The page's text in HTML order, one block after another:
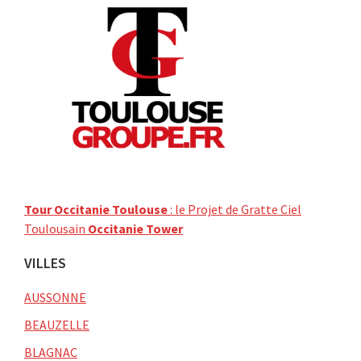
Tour Occitanie Toulouse: le Projet de Gratte Ciel
Toulousain Occitanie Tower
VILLES
AUSSONNE
BEAUZELLE
BLAGNAC